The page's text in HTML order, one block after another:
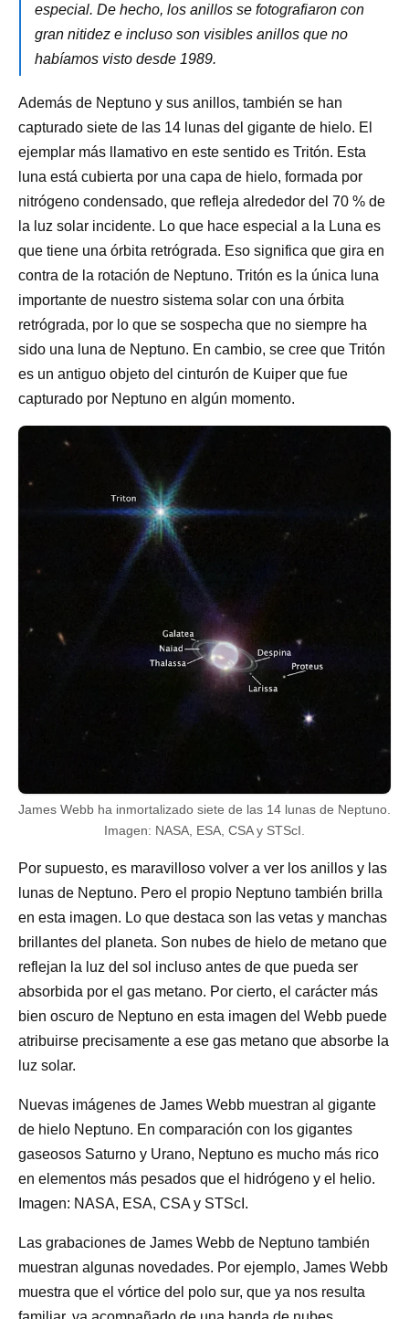
especial. De hecho, los anillos se fotografiaron con
gran nitidez e incluso son visibles anillos que no
habíamos visto desde 1989.
Además de Neptuno y sus anillos, también se han
capturado siete de las 14 lunas del gigante de hielo. El
ejemplar más llamativo en este sentido es Tritón. Esta
luna está cubierta por una capa de hielo, formada por
nitrógeno condensado, que refleja alrededor del 70 % de
la luz solar incidente. Lo que hace especial a la Luna es
que tiene una órbita retrógrada. Eso significa que gira en
contra de la rotación de Neptuno. Tritón es la única luna
importante de nuestro sistema solar con una órbita
retrógrada, por lo que se sospecha que no siempre ha
sido una luna de Neptuno. En cambio, se cree que Tritón
es un antiguo objeto del cinturón de Kuiper que fue
capturado por Neptuno en algún momento.
James Webb ha inmortalizado siete de las 14 lunas de Neptuno.
Imagen: NASA, ESA, CSA y STScI.
Por supuesto, es maravilloso volver a ver los anillos y las
lunas de Neptuno. Pero el propio Neptuno también brilla
en esta imagen. Lo que destaca son las vetas y manchas
brillantes del planeta. Son nubes de hielo de metano que
reflejan la luz del sol incluso antes de que pueda ser
absorbida por el gas metano. Por cierto, el carácter más
bien oscuro de Neptuno en esta imagen del Webb puede
atribuirse precisamente a ese gas metano que absorbe la
luz solar.
Nuevas imágenes de James Webb muestran al gigante
de hielo Neptuno. En comparación con los gigantes
gaseosos Saturno y Urano, Neptuno es mucho más rico
en elementos más pesados que el hidrógeno y el helio.
Imagen: NASA, ESA, CSA y STScI.
Las grabaciones de James Webb de Neptuno también
muestran algunas novedades. Por ejemplo, James Webb
muestra que el vórtice del polo sur, que ya nos resulta